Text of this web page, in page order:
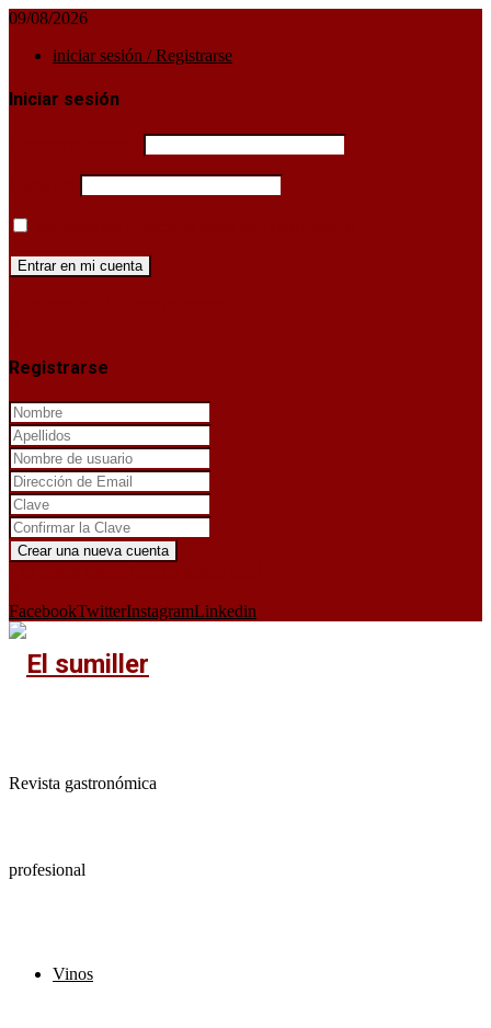
09/08/2026
iniciar sesión / Registrarse
Iniciar sesión
Registrarse
FacebookTwitterInstagramLinkedin
Revista gastronómica
profesional
Vinos